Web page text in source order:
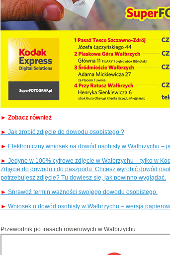
► Zobacz również
► Jak zrobić zdjęcie do dowodu osobistego ?
► Elektroniczny wniosek na dowód osobisty w Wałbrzychu –
► Jedyne w 100% cyfrowe zdjęcie w Wałbrzychu – tylko w
Zdjęcie do dowodu i do paszportu. Chcesz wyrobić dowód
potrzebujesz zdjęcie? Tu dowiesz się, jak powinno wyglądać.
► Sprawdź termin ważności swojego dowodu osobistego.
► Wniosek o dowód osobisty w Wałbrzychu – wersja
Przewodnik po trasach rowerowych w Wałbrzychu